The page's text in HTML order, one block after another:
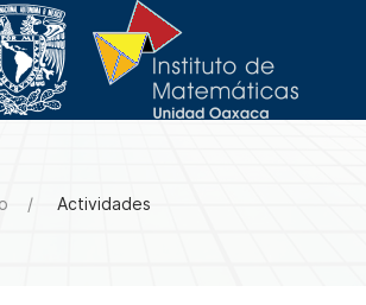
Actividades